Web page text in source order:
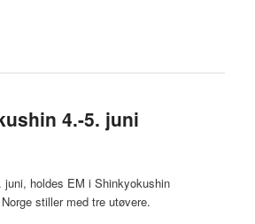
4.-5. juni
juni, holdes EM i Shinkyokushin
stiller med tre utøvere.